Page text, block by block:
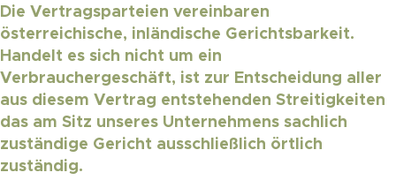
Die Vertragsparteien vereinbaren
österreichische, inländische Gerichtsbarkeit.
Handelt es sich nicht um ein
Verbrauchergeschäft, ist zur Entscheidung aller
aus diesem Vertrag entstehenden Streitigkeiten
das am Sitz unseres Unternehmens sachlich
zuständige Gericht ausschließlich örtlich
zuständig.